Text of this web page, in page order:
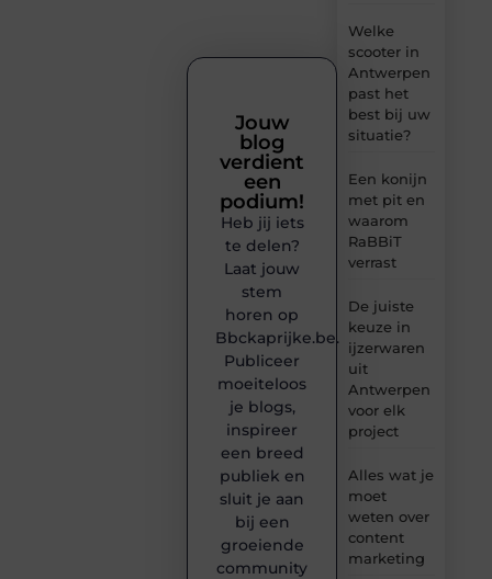
Welke
scooter in
Antwerpen
past het
best bij uw
situatie?
Een konijn
met pit en
waarom
RaBBiT
verrast
De juiste
keuze in
ijzerwaren
uit
Antwerpen
voor elk
project
Alles wat je
moet
weten over
content
marketing
Jouw
blog
verdient
een
podium!
Heb jij iets
te delen?
Laat jouw
stem
horen op
Bbckaprijke.be.
Publiceer
moeiteloos
je blogs,
inspireer
een breed
publiek en
sluit je aan
bij een
groeiende
community